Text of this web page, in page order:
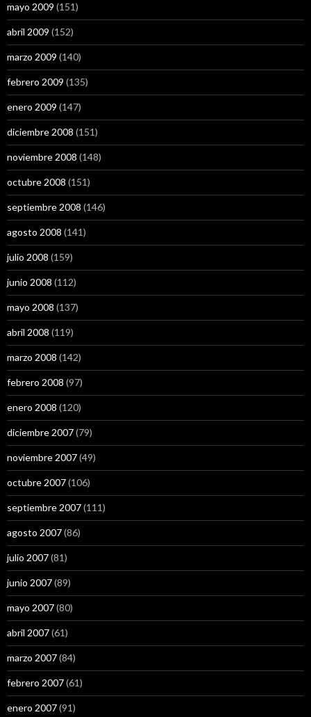
mayo 2009 (151)
abril 2009 (152)
marzo 2009 (140)
febrero 2009 (135)
enero 2009 (147)
diciembre 2008 (151)
noviembre 2008 (148)
octubre 2008 (151)
septiembre 2008 (146)
agosto 2008 (141)
julio 2008 (159)
junio 2008 (112)
mayo 2008 (137)
abril 2008 (119)
marzo 2008 (142)
febrero 2008 (97)
enero 2008 (120)
diciembre 2007(79)
noviembre 2007(49)
octubre 2007(106)
septiembre 2007(111)
agosto 2007(86)
julio 2007(81)
junio 2007(89)
mayo 2007(80)
abril 2007(61)
marzo 2007(84)
febrero 2007(61)
enero 2007(91)